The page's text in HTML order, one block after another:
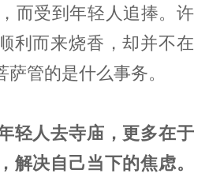
而受到年轻人追捧。许
利而来烧香，却并不在
管的是什么事务。
轻人去寺庙，更多在于
解决自己当下的焦虑。